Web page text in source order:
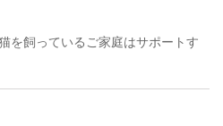
を飼っているご家庭はサポートす